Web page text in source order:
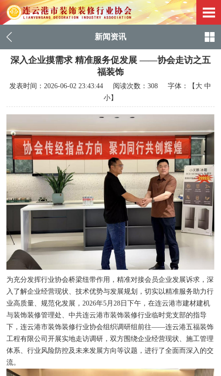
新闻资讯
深入企业摸需求 精准服务促发展 ——协会走访之五
福装饰
发表时间：2026-06-02 23:43:44 阅读次数：308 字体：【 大 中
小】
为充分发挥行业协会桥梁纽带作用，精准对接会员企业发展诉求，深
入了解企业经营现状、技术优势与发展规划，切实以精准服务助力行
业高质量、规范化发展，2026年5月28日下午，在连云港市建材建机
与装饰装修管理处、中共连云港市装饰装修行业临时党支部的指导
下，连云港市装饰装修行业协会组织调研组前往——连云港五福装饰
工程有限公司开展实地走访调研，双方围绕企业经营现状、施工管理
体系、行业风险防控及未来发展方向等议题，进行了全面而深入的交
流。